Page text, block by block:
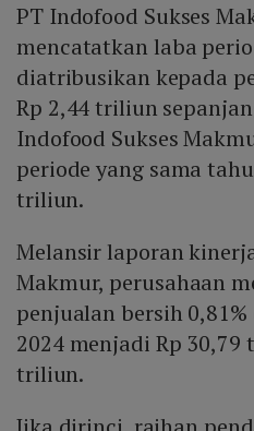
PT Indofood Sukses
mencatatkan laba
diatribusikan kepada
Rp 2,44 triliun
Indofood Sukses
periode yang sama
triliun.
Melansir laporan
Makmur, perusahaan
penjualan bersih
2024 menjadi Rp
triliun.